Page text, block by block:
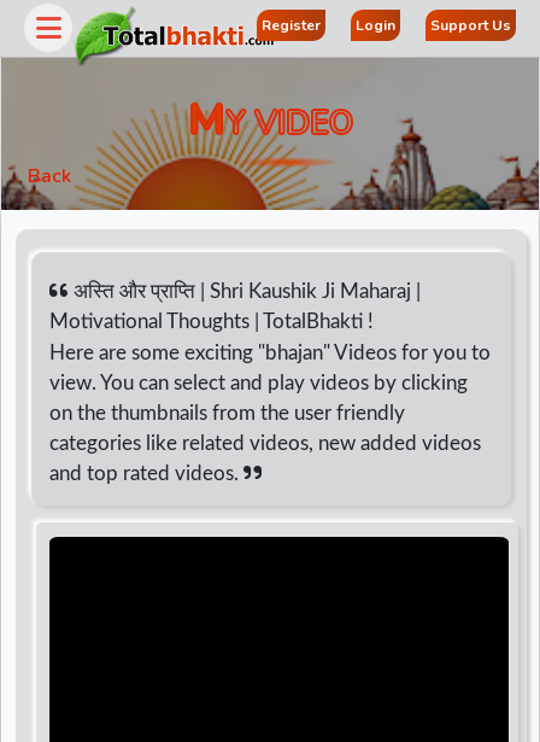
Register Login Support Us
MY VIDEO
Back
अस्ति और प्राप्ति | Shri Kaushik Ji Maharaj |
Motivational Thoughts | TotalBhakti !
Here are some exciting "bhajan" Videos for you to
view. You can select and play videos by clicking
on the thumbnails from the user friendly
categories like related videos, new added videos
and top rated videos.